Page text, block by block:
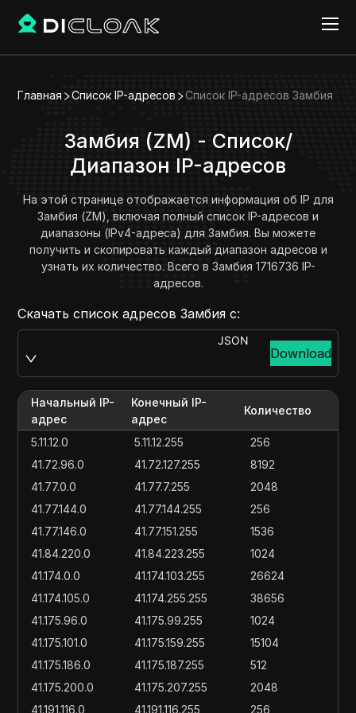
Главная Список IP-адресов Список IP-адресов Замбия
Замбия (ZM) - Список/
Диапазон IP-адресов
На этой странице отображается информация об IP для
Замбия (ZM), включая полный список IP-адресов и
диапазоны (IPv4-адреса) для Замбия. Вы можете
получить и скопировать каждый диапазон адресов и
узнать их количество. Всего в Замбия 1716736 IP-
адресов.
Скачать список адресов Замбия с:
JSON
Download
Начальный IP-
адрес
Конечный IP-
адрес
Количество
5.11.12.0 5.11.12.255
256
41.72.96.0
41.72.127.255
8192
41.77.0.0
41.77.7.255
2048
41.77.144.0
41.77.144.255
256
41.77.146.0
41.77.151.255
1536
41.84.220.0
41.84.223.255
1024
41.174.0.0
41.174.103.255
26624
41.174.105.0
41.174.255.255
38656
41.175.96.0
41.175.99.255
1024
41.175.101.0
41.175.159.255
15104
41.175.186.0
41.175.187.255
512
41.175.200.0
41.175.207.255
2048
41.191.116.0
41.191.116.255
256